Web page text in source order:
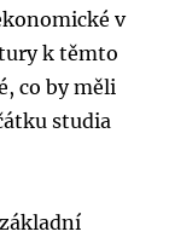
v
k těmto
co by měli
studia